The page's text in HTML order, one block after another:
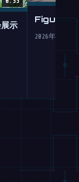
示
Figure的
2026年7月30